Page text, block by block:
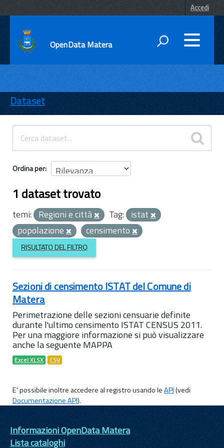
Accedi
OpenData Matera
ENTI
TEMI
INFORMAZIONI
Dataset
Ordina per
1 dataset trovato
temi: Regioni e città Tag: istat
popolazione
censimento
RISULTATO DEL FILTRO
Sezioni di censimento ISTAT del Comune di
Matera
Perimetrazione delle sezioni censuarie definite
durante l'ultimo censimento ISTAT CENSUS 2011.
Per una maggiore informazione si può visualizzare
anche la seguente MAPPA
Excel XLSX CSV
E' possibile inoltre accedere al registro usando leAPI(vedi
Documentazione API).
Informazioni OpenData Matera
Lista cataloghi